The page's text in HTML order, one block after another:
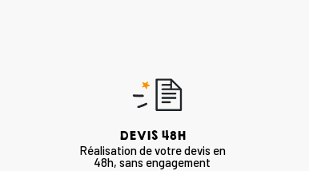
DEVIS 48H
Réalisation de votre devis en
48h, sans engagement